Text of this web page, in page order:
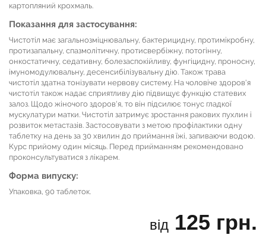
картопляний крохмаль.
Показання для застосування:
Чистотіл має загальнозміцнювальну, бактерицидну, протимікробну,
протизапальну, спазмолітичну, протисвербіжну, потогінну,
онкостатичну, седативну, болезаспокійливу, фунгіцидну, проносну,
імуномодулювальну, десенсибілізувальну дію. Також трава
чистотіл здатна тонізувати нервову систему. На чоловіче здоров'я
чистотіл також надає сприятливу дію підвищує функцію статевих
залоз. Щодо жіночого здоров'я, то він підсилює тонус гладкої
мускулатури матки. Чистотіл затримує зростання ракових пухлин і
розвиток метастазів. Застосовувати з метою профілактики одну
таблетку на день за 30 хвилин до приймання їжі, запиваючи водою.
Курс прийому один місяць. Перед прийманням рекомендовано
проконсультуватися з лікарем.
Форма випуску:
Упаковка, 90 таблеток.
від 125 грн.